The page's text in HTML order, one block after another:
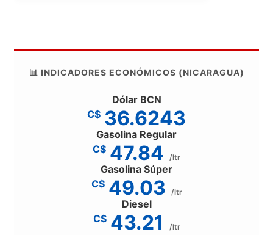
📊 INDICADORES ECONÓMICOS (NICARAGUA)
Dólar BCN
C$ 36.6243
Gasolina Regular
C$ 47.84 /ltr
Gasolina Súper
C$ 49.03 /ltr
Diesel
C$ 43.21 /ltr